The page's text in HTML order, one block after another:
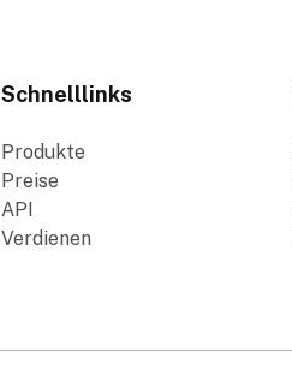
Schnelllinks
Produkte
Preise
API
Verdienen